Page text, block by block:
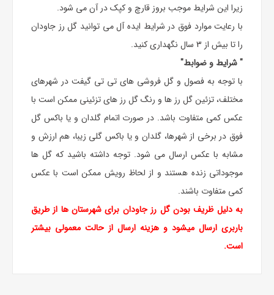
زیرا این شرایط موجب بروز قارچ و کپک در آن می شود.
با رعایت موارد فوق در شرایط ایده آل می توانید گل رز جاودان
را تا بیش از 3 سال نگهداری کنید.
" شرایط و ضوابط"
با توجه به فصول و گل فروشی های تی تی گیفت در شهرهای
مختلف، تزئین گل رز ها و رنگ گل رز های تزئینی ممکن است با
عکس کمی متفاوت باشد. در صورت اتمام گلدان و یا باکس گل
فوق در برخی از شهرها، گلدان و یا باکس گلی زیبا، هم ارزش و
مشابه با عکس ارسال می شود. توجه داشته باشید که گل ها
موجوداتی زنده هستند و از لحاظ رویش ممکن است با عکس
کمی متفاوت باشند.
به دلیل ظریف بودن گل رز جاودان برای شهرستان ها از طریق
باربری ارسال میشود و هزینه ارسال از حالت معمولی بیشتر
است.